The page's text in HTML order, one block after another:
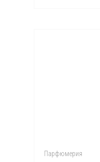
Парфюмерия